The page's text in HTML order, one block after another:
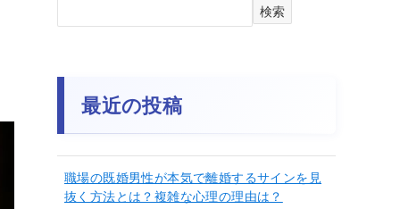
検索
最近の投稿
職場の既婚男性が本気で離婚するサインを見
抜く方法とは？複雑な心理の理由は？